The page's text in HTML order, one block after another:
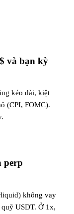
và bạn kỳ
kéo dài, kiệt
(CPI, FOMC).
perp
không vay
USDT. Ở 1x,